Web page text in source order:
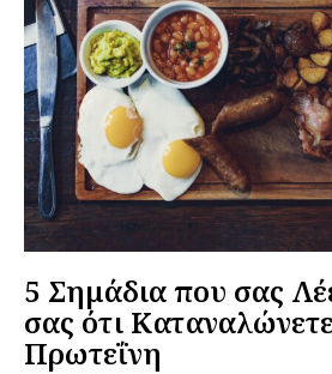
5 Σημάδια που σας
σας ότι
Πρωτεΐνη